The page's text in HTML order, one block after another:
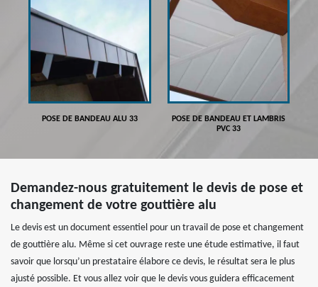
POSE DE BANDEAU ALU 33
POSE DE BANDEAU ET LAMBRIS
PVC 33
Demandez-nous gratuitement le devis de pose et
changement de votre gouttière alu
Le devis est un document essentiel pour un travail de pose et changement
de gouttière alu. Même si cet ouvrage reste une étude estimative, il faut
savoir que lorsqu’un prestataire élabore ce devis, le résultat sera le plus
ajusté possible. Et vous allez voir que le devis vous guidera efficacement